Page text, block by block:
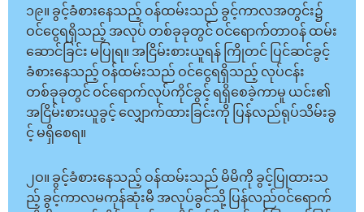
၁၉။ ခွင့်ခံစားနေသည့် ဝန်ထမ်းသည် ခွင့်ကာလအတွင်း၌
ဝင်ငွေရရှိသည့် အလုပ် တစ်ခုခုတွင် ဝင်ရောက်တာဝန် ထမ်း
ဆောင်ခြင်း မပြုရ။ အငြိမ်းစားယူရန် ကြိုတင် ပြင်ဆင်ခွင့်
ခံစားနေသည့် ဝန်ထမ်းသည် ဝင်ငွေရရှိသည့် လုပ်ငန်း
တစ်ခုခုတွင် ဝင်ရောက်လုပ်ကိုင်ခွင့် ရရှိစေခဲ့ကာမူ ယင်း၏
အငြိမ်းစားယူခွင့် လျှောက်ထားခြင်းကို ပြန်လည်ရုပ်သိမ်းခွ
င့် မရှိစေရ။
၂ဝ။ ခွင့်ခံစားနေသည့် ဝန်ထမ်းသည် မိမိကို ခွင့်ပြုထားသ
ည့် ခွင့်ကာလမကုန်ဆုံးမီ အလုပ်ခွင်သို့ ပြန်လည်ဝင်ရောက်